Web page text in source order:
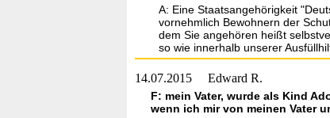
A: Eine Staatsangehörigkeit
vornehmlich Bewohnern der
dem Sie angehören heißt
so wie innerhalb unserer
14.07.2015 Edward R.
F: mein Vater, wurde als Kind
wenn ich mir von meinen Vater